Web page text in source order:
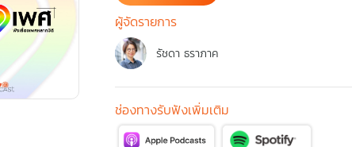
ผู้จัดรายการ
รัชดา ธราภาค
ช่องทางรับฟังเพิ่มเติม